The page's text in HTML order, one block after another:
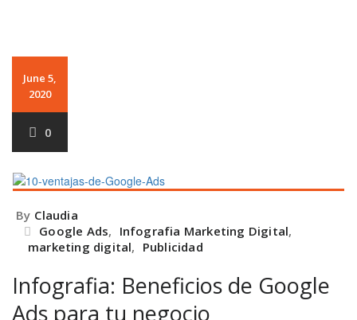
June 5,
2020
0
By Claudia
Google Ads, Infografia Marketing Digital,
marketing digital, Publicidad
Infografia: Beneficios de Google
Ads para tu negocio